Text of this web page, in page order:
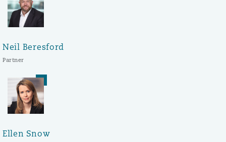
Neil Beresford
Partner
Ellen Snow